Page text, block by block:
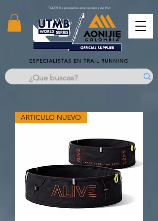
ESPECIALISTAS EN TRAIL RUNNING
TODOS los productos estan excentos del IVA
ARTICULO NUEVO